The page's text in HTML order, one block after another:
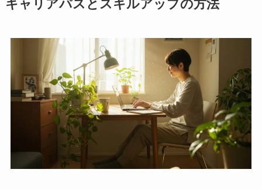
キャリアパスとスキルアップの方法